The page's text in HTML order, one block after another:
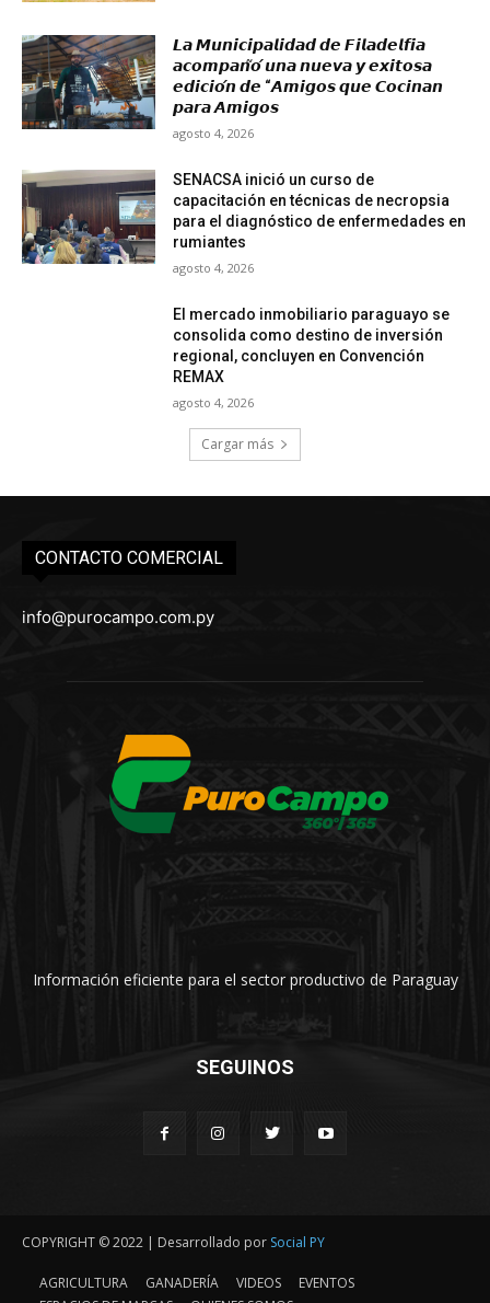
𝙇𝙖 𝙈𝙪𝙣𝙞𝙘𝙞𝙥𝙖𝙡𝙞𝙙𝙖𝙙 𝙙𝙚 𝙁𝙞𝙡𝙖𝙙𝙚𝙡𝙛𝙞𝙖
𝙖𝙘𝙤𝙢𝙥𝙖𝙣̃𝙤́ 𝙪𝙣𝙖 𝙣𝙪𝙚𝙫𝙖 𝙮 𝙚𝙭𝙞𝙩𝙤𝙨𝙖
𝙚𝙙𝙞𝙘𝙞𝙤́𝙣 𝙙𝙚 “𝘼𝙢𝙞𝙜𝙤𝙨 𝙦𝙪𝙚 𝘾𝙤𝙘𝙞𝙣𝙖𝙣
𝙥𝙖𝙧𝙖 𝘼𝙢𝙞𝙜𝙤𝙨
agosto 4, 2026
SENACSA inició un curso de
capacitación en técnicas de necropsia
para el diagnóstico de enfermedades en
rumiantes
agosto 4, 2026
El mercado inmobiliario paraguayo se
consolida como destino de inversión
regional, concluyen en Convención
REMAX
agosto 4, 2026
Cargar más
CONTACTO COMERCIAL
info@purocampo.com.py
Información eficiente para el sector productivo de Paraguay
SEGUINOS
COPYRIGHT © 2022 | Desarrollado por Social PY
AGRICULTURA GANADERÍA VIDEOS
EVENTOS